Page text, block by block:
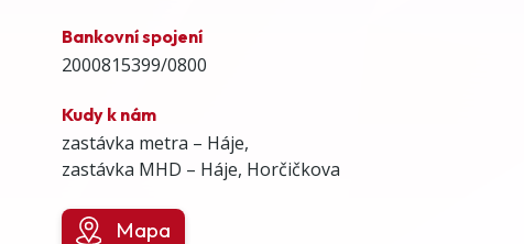
Bankovní spojení
2000815399/0800
Kudy k nám
zastávka metra – Háje,
zastávka MHD – Háje, Horčičkova
Mapa